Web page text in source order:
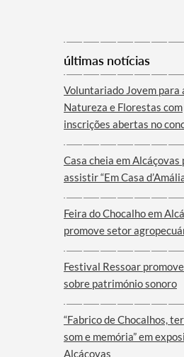
últimas notícias
Voluntariado Jovem para
Natureza e Florestas com
inscrições abertas no
Casa cheia em Alcáçovas
assistir “Em Casa
Feira do Chocalho em
promove setor
Festival Ressoar
sobre património sonoro
“Fabrico de Chocalhos,
som e memória” em
Alcáçovas